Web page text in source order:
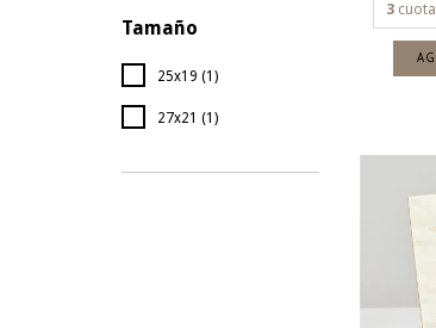
Tamaño
25x19 (1)
27x21 (1)
3